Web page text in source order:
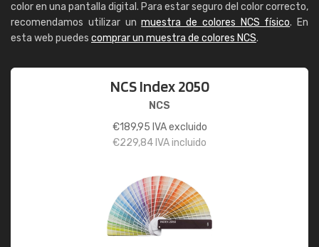
color en una pantalla digital. Para estar seguro del color correcto,
recomendamos utilizar unmuestra de colores NCS físico. En
esta web puedes comprar un muestra de colores NCS.
NCS Index 2050
NCS
€189,95 IVA excluido
€229,84 IVA incluido